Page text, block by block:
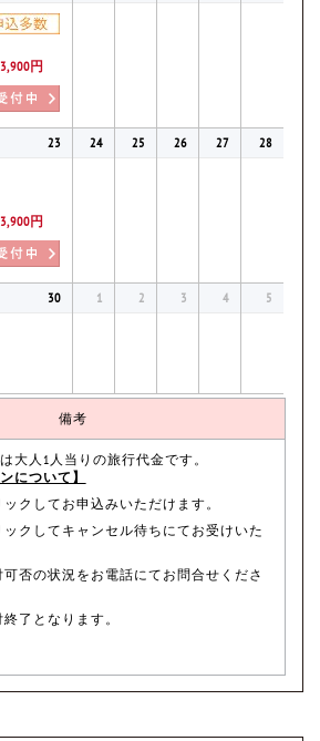
円
23
円
24 25 26 27 28
30 1 2 3 4 5
備考
大人1人当りの旅行代金です。
について】
クしてお申込みいただけます。
クしてキャンセル待ちにてお受けいた
否の状況をお電話にてお問合せくださ
了となります。